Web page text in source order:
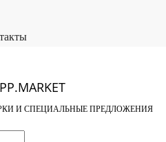
И СПЕЦИАЛЬНЫЕ ПРЕДЛОЖЕНИЯ